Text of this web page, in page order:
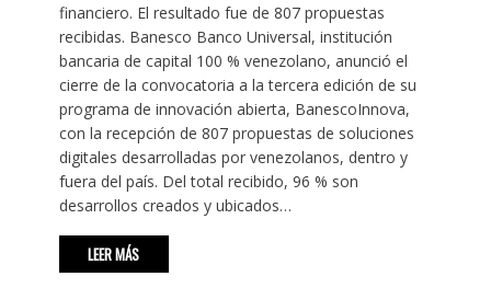
financiero. El resultado fue de 807 propuestas
recibidas. Banesco Banco Universal, institución
bancaria de capital 100 % venezolano, anunció el
cierre de la convocatoria a la tercera edición de su
programa de innovación abierta, BanescoInnova,
con la recepción de 807 propuestas de soluciones
digitales desarrolladas por venezolanos, dentro y
fuera del país. Del total recibido, 96 % son
desarrollos creados y ubicados…
LEER MÁS